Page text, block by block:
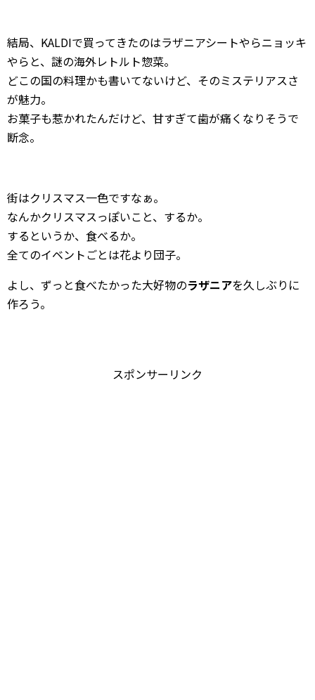
結局、KALDIで買ってきたのはラザニアシートやらニョッキ
やらと、謎の海外レトルト惣菜。
どこの国の料理かも書いてないけど、そのミステリアスさ
が魅力。
お菓子も惹かれたんだけど、甘すぎて歯が痛くなりそうで
断念。
街はクリスマス一色ですなぁ。
なんかクリスマスっぽいこと、するか。
するというか、食べるか。
全てのイベントごとは花より団子。
よし、ずっと食べたかった大好物のラザニアを久しぶりに
作ろう。
スポンサーリンク